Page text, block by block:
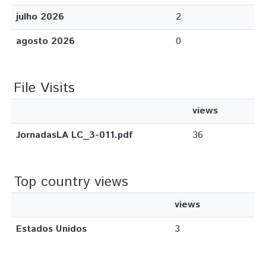
julho 2026
2
agosto 2026
0
File Visits
views
JornadasLA LC_3-011.pdf
36
Top country views
views
Estados Unidos
3